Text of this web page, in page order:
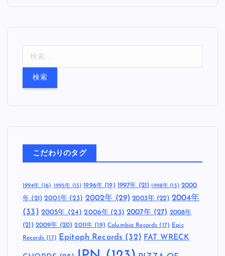
こだわりのタグ
1994年(16) 1995年 (15) 1996年(19) 1997年 (21) 1998年 (15) 2000
年 (21) 2001年(23) 2002年 (29) 2003年 (22) 2004年
(33) 2005年 (24) 2006年 (23) 2007年(27) 2008年
(21) 2009年 (20) 2011年 (19) Columbia Records (17) Epic
Records (17) Epitaph Records (32) FAT WRECK